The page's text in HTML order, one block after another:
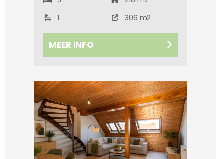
1
306 m2
MEER INFO